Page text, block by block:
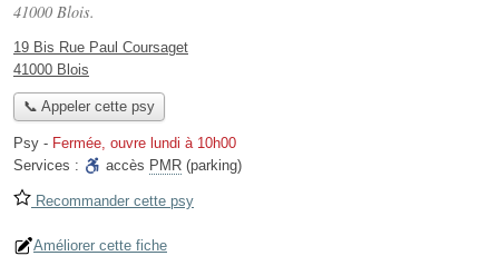
41000 Blois.
19 Bis Rue Paul Coursaget
41000 Blois
📞 Appeler cette psy
Psy - Fermée, ouvre lundi à 10h00
Services :
accès PMR (parking)
Recommander cette psy
Améliorer cette fiche